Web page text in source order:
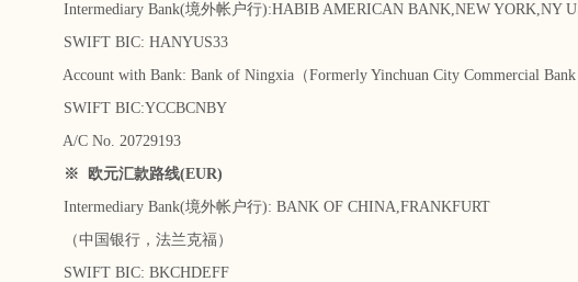
Intermediary Bank(境外帐户行):HABIB AMERICAN BANK,NEW YORK,NY
SWIFT BIC: HANYUS33
Account with Bank: Bank of Ningxia（Formerly Yinchuan City Commercial
SWIFT BIC:YCCBCNBY
A/C No. 20729193
※ 欧元汇款路线(EUR)
Intermediary Bank(境外帐户行): BANK OF CHINA,FRANKFURT
（中国银行，法兰克福）
SWIFT BIC: BKCHDEFF